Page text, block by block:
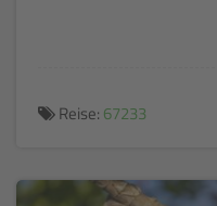
Reise: 67233